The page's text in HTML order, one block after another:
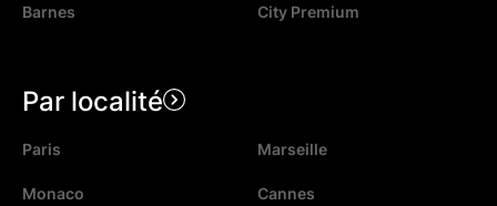
Barnes City Premium
Par localité
Paris Marseille
Monaco Cannes